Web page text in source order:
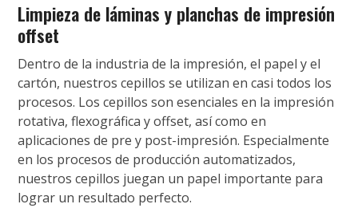
Limpieza de láminas y planchas de impresión
offset
Dentro de la industria de la impresión, el papel y el
cartón, nuestros cepillos se utilizan en casi todos los
procesos. Los cepillos son esenciales en la impresión
rotativa, flexográfica y offset, así como en
aplicaciones de pre y post-impresión. Especialmente
en los procesos de producción automatizados,
nuestros cepillos juegan un papel importante para
lograr un resultado perfecto.